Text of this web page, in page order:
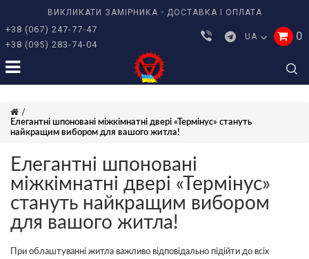
ВИКЛИКАТИ ЗАМІРНИКА ДОСТАВКА І ОПЛАТА
+38 (067) 247-77-47
+38 (095) 283-74-04
UA 0
Елегантні шпоновані міжкімнатні двері «Термінус» стануть
найкращим вибором для вашого житла!
Елегантні шпоновані
міжкімнатні двері «Термінус»
стануть найкращим вибором
для вашого житла!
При облаштуванні житла важливо відповідально підійти до всіх